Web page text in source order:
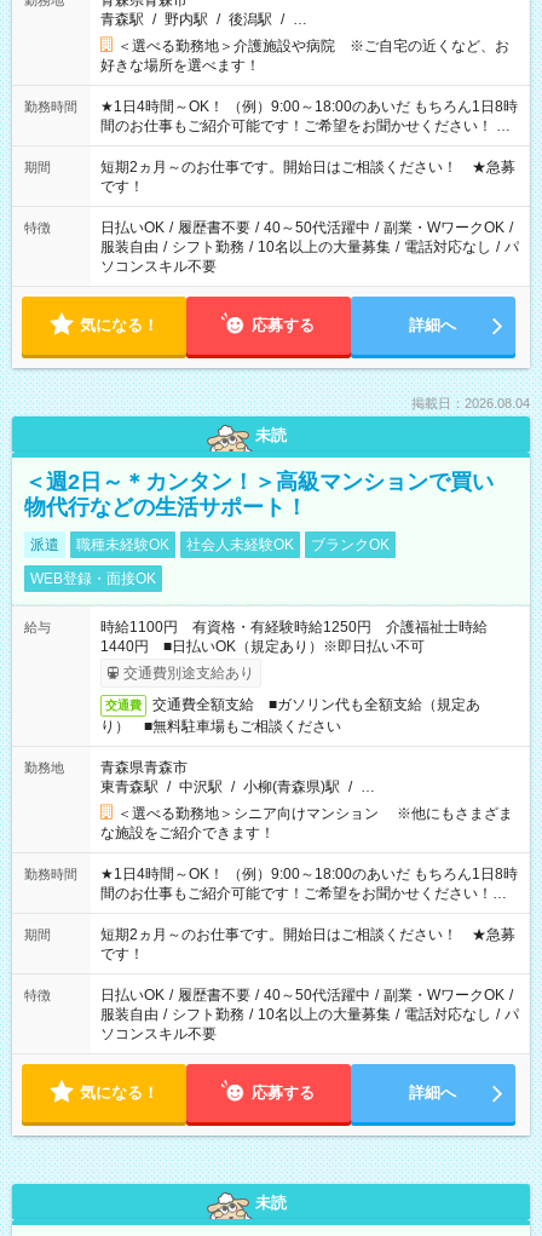
青森駅 / 野内駅 / 後潟駅 / …
＜選べる勤務地＞介護施設や病院 ※ご自宅の近くなど、お
好きな場所を選べます！
勤務時間
★1日4時間～OK！ （例）9:00～18:00のあいだ もちろん1日8時
間のお仕事もご紹介可能です！ご希望をお聞かせください！ ★
家庭の都合でお休みが必要な場合も遠慮なくご相談ください。
※週最低15時間以上の勤務が必要です
期間
短期2ヵ月～のお仕事です。開始日はご相談ください！ ★急募
です！
特徴 日払いOK / 履歴書不要 / 40～50代活躍中 / 副業・WワークOK /
服装自由 / シフト勤務 / 10名以上の大量募集 / 電話対応なし / パ
ソコンスキル不要
気になる！ 応募する 詳細へ
掲載日：2026.08.04
未読
＜週2日～＊カンタン！＞高級マンションで買い
物代行などの生活サポート！
派遣 職種未経験OK 社会人未経験OK
ブランクOK
WEB登録・面接OK
給与
時給1100円 有資格・有経験時給1250円 介護福祉士時給
1440円 ■日払いOK（規定あり）※即日払い不可
交通費別途支給あり
交通費
交通費全額支給 ■ガソリン代も全額支給（規定あ
り） ■無料駐車場もご相談ください
勤務地
青森県青森市
東青森駅 / 中沢駅 / 小柳(青森県)駅 / …
＜選べる勤務地＞シニア向けマンション ※他にもさまざま
な施設をご紹介できます！
勤務時間
★1日4時間～OK！ （例）9:00～18:00のあいだ もちろん1日8時
間のお仕事もご紹介可能です！ご希望をお聞かせください！★
家庭の都合でお休みが必要な場合も遠慮なくご相談ください。
※週最低15時間以上の勤務が必要です
期間
短期2ヵ月～のお仕事です。開始日はご相談ください！ ★急募
です！
特徴 日払いOK / 履歴書不要 / 40～50代活躍中 / 副業・WワークOK /
服装自由 / シフト勤務 / 10名以上の大量募集 / 電話対応なし / パ
ソコンスキル不要
気になる！ 応募する 詳細へ
未読